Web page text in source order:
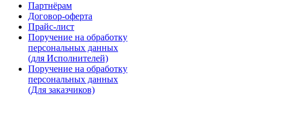
Партнёрам
Договор-оферта
Прайс-лист
Поручение на обработку
персональных данных
(для Исполнителей)
Поручение на обработку
персональных данных
(Для заказчиков)